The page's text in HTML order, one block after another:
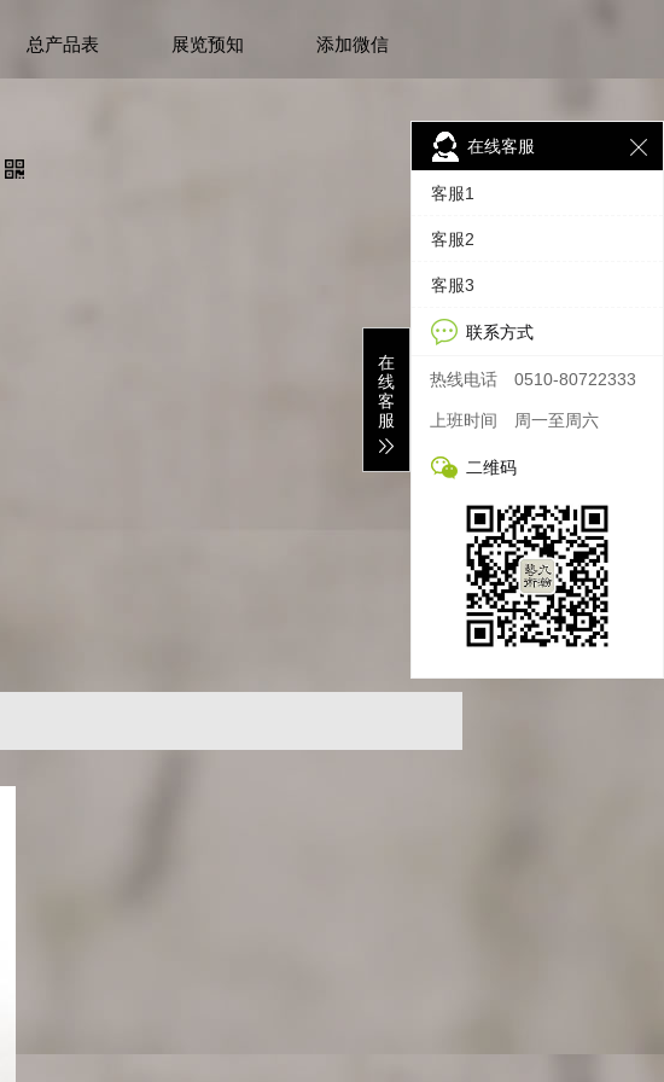
总产品表 展览预知 添加微信
在线客服
客服1
客服2
客服3
联系方式
热线电话 0510-80722333
上班时间 周一至周六
二维码
在
线
客
服